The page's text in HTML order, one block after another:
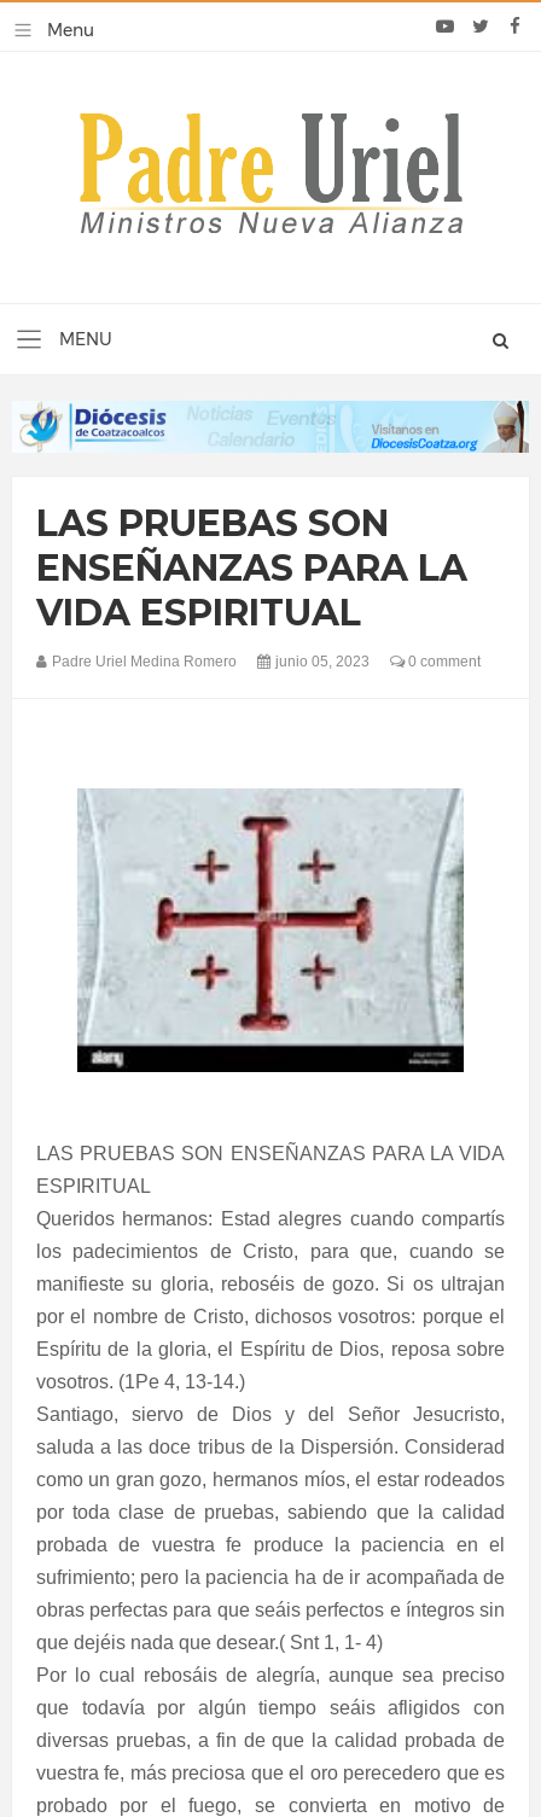
LAS PRUEBAS SON
ENSEÑANZAS PARA LA
VIDA ESPIRITUAL
Padre Uriel Medina Romero junio 05, 2023 0 comment
LAS PRUEBAS SON ENSEÑANZAS PARA LA VIDA
ESPIRITUAL
Queridos hermanos: Estad alegres cuando compartís
los padecimientos de Cristo, para que, cuando se
manifieste su gloria, reboséis de gozo. Si os ultrajan
por el nombre de Cristo, dichosos vosotros: porque el
Espíritu de la gloria, el Espíritu de Dios, reposa sobre
vosotros. (1Pe 4, 13-14.)
Santiago, siervo de Dios y del Señor Jesucristo,
saluda a las doce tribus de la Dispersión. Considerad
como un gran gozo, hermanos míos, el estar rodeados
por toda clase de pruebas, sabiendo que la calidad
probada de vuestra fe produce la paciencia en el
sufrimiento; pero la paciencia ha de ir acompañada de
obras perfectas para que seáis perfectos e íntegros sin
que dejéis nada que desear.( Snt 1, 1- 4)
Por lo cual rebosáis de alegría, aunque sea preciso
que todavía por algún tiempo seáis afligidos con
diversas pruebas, a fin de que la calidad probada de
vuestra fe, más preciosa que el oro perecedero que es
probado por el fuego, se convierta en motivo de